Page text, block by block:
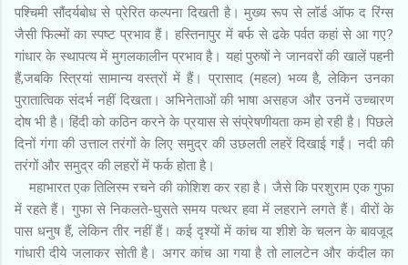
पश्चिमी सौंदर्यबोध से प्रेरित कल्पना दिखती है। मुख्य रूप से लॉर्ड ऑफ द रिंग्स
जैसी फिल्मों का स्पष्ट प्रभाव हैं। हस्तिनापुर में बर्फ से ढके पर्वत कहां से आ गए?
गांधार के स्थापत्य में मुगलकालीन प्रभाव है। यहां पुरुषों ने जानवरों की खालें पहनी
हैं,जबकि स्त्रियां सामान्य वस्त्रों में हैं। प्रासाद (महल) भव्य है, लेकिन उनका
पुरातात्विक संदर्भ नहीं दिखता। अभिनेताओं की भाषा असहज और उनमें उच्चारण
दोष भी है। हिंदी को कठिन करने के प्रयास से संप्रेषणीयता कम हो रही है। पिछले
दिनों गंगा की उत्ताल तरंगों के लिए समुद्र की उछलती लहरें दिखाई गईं। नदी की
तरंगों और समुद्र की लहरों में फर्क होता है।
महाभारत एक तिलिस्म रचने की कोशिश कर रहा है। जैसे कि परशुराम एक गुफा
में रहते हैं। गुफा से निकलते-घुसते समय पत्थर हवा में लहराने लगते हैं। वीरों के
पास धनुष हैं, लेकिन तीर नहीं हैं। कई दृश्यों में कांच या शीशे के चलन के बावजूद
गांधारी दीये जलाकर सोती है। अगर कांच आ गया है तो लालटेन और कंदील का